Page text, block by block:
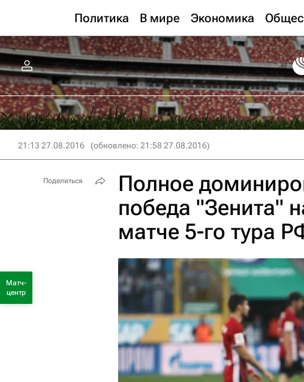
Политика В мире Экономика
21:13 27.08.2016 (обновлено: 21:58 27.08.2016)
Полное
победа "Зенита"
матче 5-го тура
Поделиться
Матч-
центр